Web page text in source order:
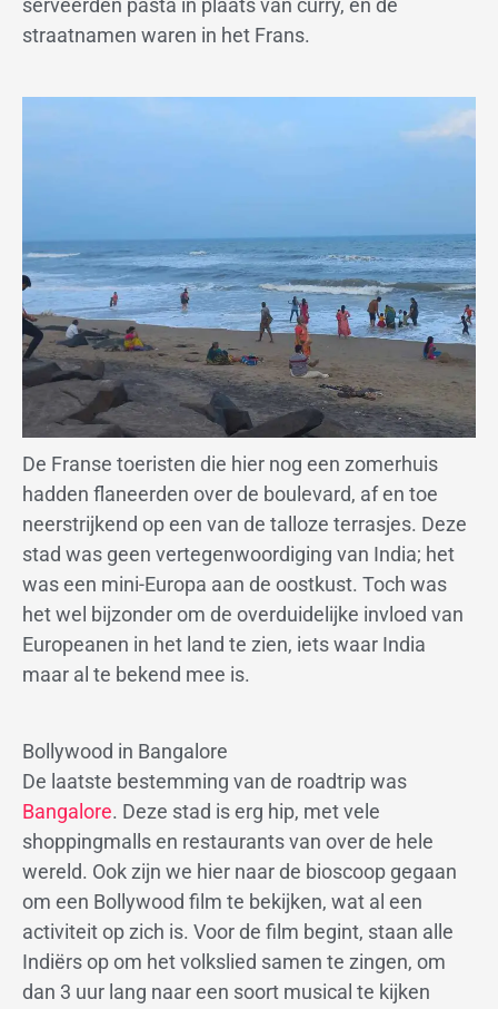
serveerden pasta in plaats van curry, en de
straatnamen waren in het Frans.
De Franse toeristen die hier nog een zomerhuis
hadden flaneerden over de boulevard, af en toe
neerstrijkend op een van de talloze terrasjes. Deze
stad was geen vertegenwoordiging van India; het
was een mini-Europa aan de oostkust. Toch was
het wel bijzonder om de overduidelijke invloed van
Europeanen in het land te zien, iets waar India
maar al te bekend mee is.
Bollywood in Bangalore
De laatste bestemming van de roadtrip was
Bangalore. Deze stad is erg hip, met vele
shoppingmalls en restaurants van over de hele
wereld. Ook zijn we hier naar de bioscoop gegaan
om een Bollywood film te bekijken, wat al een
activiteit op zich is. Voor de film begint, staan alle
Indiërs op om het volkslied samen te zingen, om
dan 3 uur lang naar een soort musical te kijken